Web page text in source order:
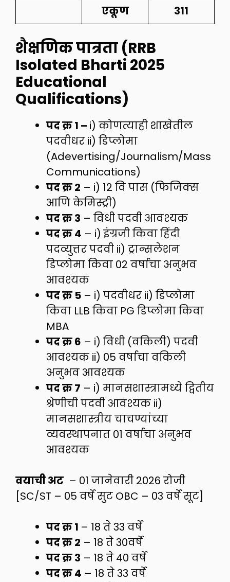
एकूण 311
शैक्षणिक पात्रता (RRB
Isolated Bharti 2025
Educational
Qualifications)
पद क्र 1 – i) कोणत्याही शाखेतील
पदवीधर ii) डिप्लोमा
(Adevertising/Journalism/Mass
Communications)
पद क्र 2 – i) 12 वि पास (फिजिक्स
आणि केमिस्ट्री)
पद क्र 3 – विधी पदवी आवश्यक
पद क्र 4 – i) इंग्रजी किवा हिंदी
पदव्युत्तर पदवी ii) ट्रान्सलेशन
डिप्लोमा किवा 02 वर्षाचा अनुभव
आवश्यक
पद क्र 5 – i) पदवीधर ii) डिप्लोमा
किवा LLB किवा PG डिप्लोमा किवा
MBA
पद क्र 6 – i) विधी (वकिली) पदवी
आवश्यक ii) 05 वर्षाचा वकिली
अनुभव आवश्यक
पद क्र 7 – i) मानसशास्त्रामध्ये द्वितीय
श्रेणीची पदवी आवश्यक ii)
मानसशास्त्रीय चाचण्यांच्या
व्यवस्थापनात 01 वर्षाचा अनुभव
आवश्यक
वयाची अट – 01 जानेवारी 2026 रोजी
[SC/ST – 05 वर्षे सुट OBC – 03 वर्षे सूट]
पद क्र 1 – 18 ते 33 वर्षे
पद क्र 2 – 18 ते 30वर्षे
पद क्र 3 – 18 ते 40 वर्षे
पद क्र 4 – 18 ते 33 वर्षे